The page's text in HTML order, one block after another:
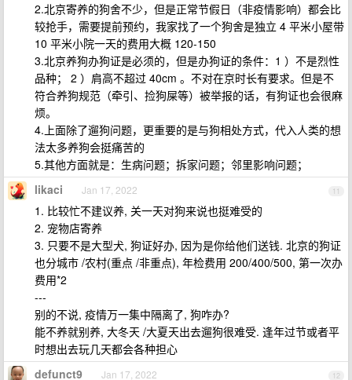
2.北京寄养的狗舍不少，但是正常节假日（非疫情影响）都会比
较抢手，需要提前预约，我家找了一个狗舍是独立 4 平米小屋带
10 平米小院一天的费用大概 120-150
3.北京养狗办狗证是必须的，但是办狗证的条件：1 ）不是烈性
品种； 2 ）肩高不超过 40cm 。不对在京时长有要求。但是不
符合养狗规范（牵引、捡狗屎等）被举报的话，有狗证也会很麻
烦。
4.上面除了遛狗问题，更重要的是与狗相处方式，代入人类的想
法太多养狗会挺痛苦的
5.其他方面就是：生病问题；拆家问题；邻里影响问题；
11
likaci Jan 17, 2022
1. 比较忙不建议养, 关一天对狗来说也挺难受的
2. 宠物店寄养
3. 只要不是大型犬, 狗证好办, 因为是你给他们送钱. 北京的狗证
也分城市 /农村(重点 /非重点), 年检费用 200/400/500, 第一次办
费用*2
---
别的不说, 疫情万一集中隔离了, 狗咋办?
能不养就别养, 大冬天 /大夏天出去遛狗很难受. 逢年过节或者平
时想出去玩几天都会各种担心
12
defunct9 Jan 17, 2022